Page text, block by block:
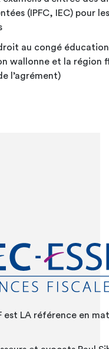
(IPFC, IEC) pour
au congé
wallonne et la région
l’agrément)
est LA référence en